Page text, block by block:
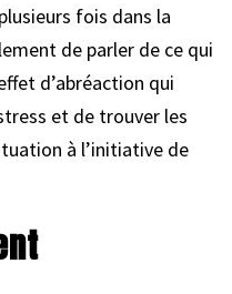
fois dans la
de parler de ce qui
d’abréaction qui
et de trouver les
à l’initiative de